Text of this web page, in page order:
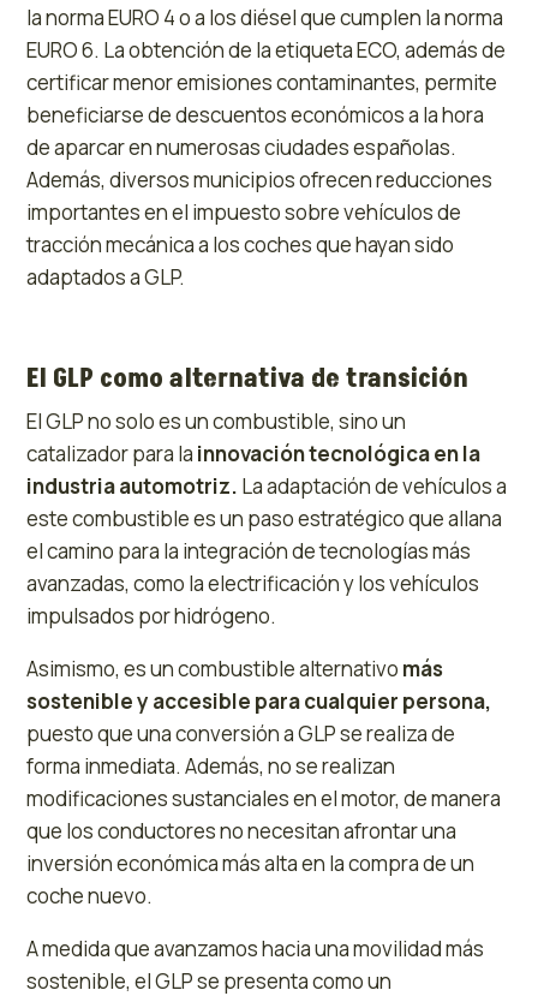
la norma EURO 4 o a los diésel que cumplen la norma
EURO 6. La obtención de la etiqueta ECO, además de
certificar menor emisiones contaminantes, permite
beneficiarse de descuentos económicos a la hora
de aparcar en numerosas ciudades españolas.
Además, diversos municipios ofrecen reducciones
importantes en el impuesto sobre vehículos de
tracción mecánica a los coches que hayan sido
adaptados a GLP.
El GLP como alternativa de transición
El GLP no solo es un combustible, sino un
catalizador para la innovación tecnológica en la
industria automotriz. La adaptación de vehículos a
este combustible es un paso estratégico que allana
el camino para la integración de tecnologías más
avanzadas, como la electrificación y los vehículos
impulsados por hidrógeno.
Asimismo, es un combustible alternativo más
sostenible y accesible para cualquier persona,
puesto que una conversión a GLP se realiza de
forma inmediata. Además, no se realizan
modificaciones sustanciales en el motor, de manera
que los conductores no necesitan afrontar una
inversión económica más alta en la compra de un
coche nuevo.
A medida que avanzamos hacia una movilidad más
sostenible, el GLP se presenta como un